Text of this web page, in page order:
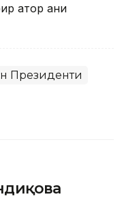
қатор аниқ
Президенти